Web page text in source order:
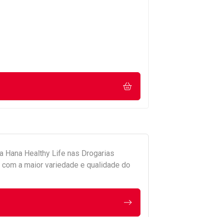
Hana Healthy Life nas Drogarias
a maior variedade e qualidade do